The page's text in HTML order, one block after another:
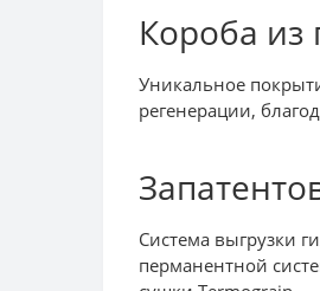
Короба из
Уникальное
регенерации,
Система выгрузки
перманентной